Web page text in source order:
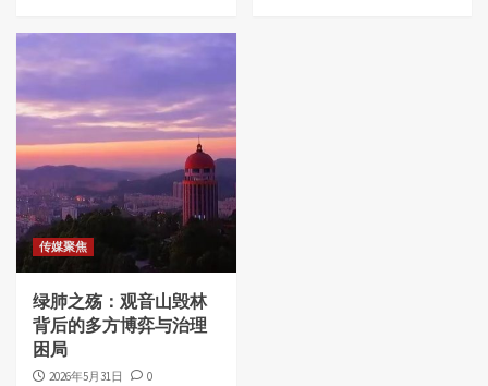
传媒聚焦
绿肺之殇：观音山毁林
背后的多方博弈与治理
困局
2026年5月31日 0